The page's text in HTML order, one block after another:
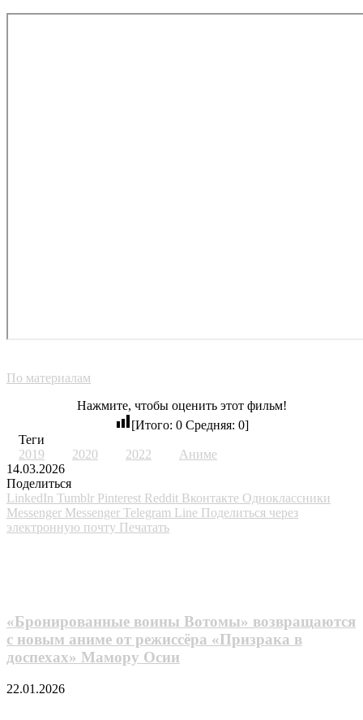
По материалам
Нажмите, чтобы оценить этот фильм!
[Итого: 0Средняя: 0]
Теги
2019
2020 2022
Аниме
14.03.2026
Поделиться
LinkedIn Tumblr Pinterest Reddit Вконтакте Одноклассники
Messenger Messenger Telegram Line Поделиться через
электронную почту Печатать
«Бронированные воины Вотомы» возвращаются
с новым аниме от режиссёра «Призрака в
доспехах» Мамору Осии
22.01.2026